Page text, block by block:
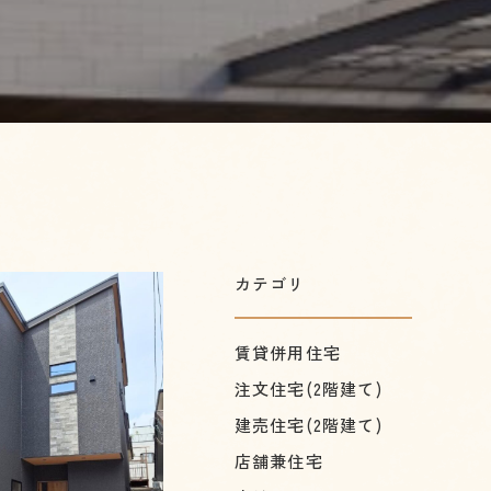
カテゴリ
賃貸併用住宅
注文住宅(2階建て)
建売住宅(2階建て)
店舗兼住宅